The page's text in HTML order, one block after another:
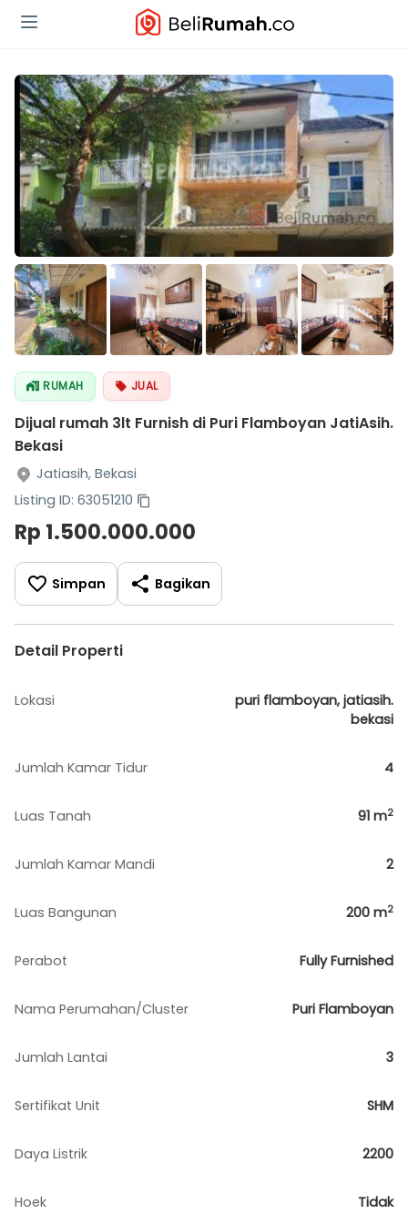
RUMAH JUAL
Dijual rumah 3lt Furnish di Puri Flamboyan JatiAsih.
Bekasi
Jatiasih, Bekasi
Listing ID: 63051210
Rp 1.500.000.000
Simpan Bagikan
Detail Properti
Lokasi
puri flamboyan, jatiasih.
bekasi
Jumlah Kamar Tidur 4
Luas Tanah 91 m2
Jumlah Kamar Mandi 2
Luas Bangunan 200 m2
Perabot Fully Furnished
Nama Perumahan/Cluster Puri Flamboyan
Jumlah Lantai 3
Sertifikat Unit SHM
Daya Listrik 2200
Hoek Tidak